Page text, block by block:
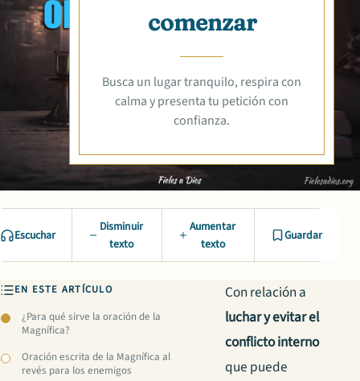
comenzar
Busca un lugar tranquilo, respira con
calma y presenta tu petición con
confianza.
Escuchar
Disminuir
texto
Aumentar
texto
Guardar
EN ESTE ARTÍCULO
¿Para qué sirve la oración de la
Magnífica?
Oración escrita de la Magnífica al
revés para los enemigos
Con relación a
luchar y evitar el
conflicto interno
que puede